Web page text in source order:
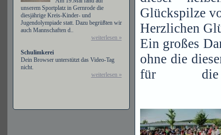
unserem Sportplatz in Gernrode die
diesjährige Kreis-Kinder- und
Jugendolympiade statt. Dazu begrüßten wir
auch Mannschaften d..
weiterlesen »
Schulimkerei
Dein Browser unterstützt das Video-Tag
nicht.
weiterlesen »
Glückspilze
Herzlichen
Ein großes
ohne die
für die